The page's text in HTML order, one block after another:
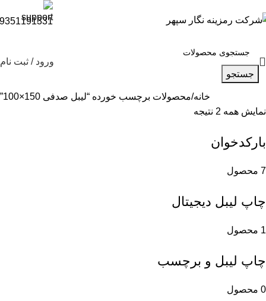
جستجو
ورود / ثبت نام
خانه محصولات برچسب خورده “لیبل صدفی 150×100”
نمایش همه 2 نتیجه
بارکدخوان
7 محصول
چاپ لیبل دیجیتال
1 محصول
چاپ لیبل و برچسب
0 محصول